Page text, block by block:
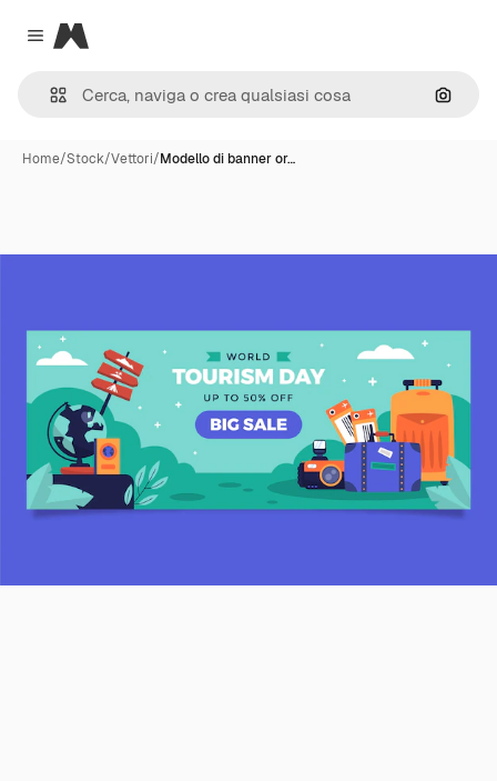
Close menu
Magnific
Cerca
Home/Stock/Vettori/Modello di banner or…